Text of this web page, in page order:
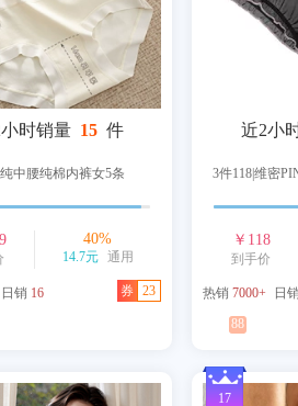
时销量 15 件
中腰纯棉内裤女5条
40%
14.7元 通用
日销 16 券 23
近2小
3件118|维密
￥ 118
到手价
热销 7000+ 日销
88
17